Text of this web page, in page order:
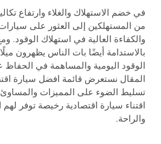
في خضم الاستهلاك والغلاء وارتفاع
من المستهلكين إلى العثور على سيارات
والكفاءة العالية في استهلاك الوقود.
بالاستدامة أيضًا بات الناس يظهرون
الوقود اليومية والمساهمة في الحفاظ
المقال نستعرض قائمة افضل سيارة
تسليط الضوء على المميزات والمساوئ
اقتناء سيارة اقتصادية رخيصة توفر لهم
والراحة.